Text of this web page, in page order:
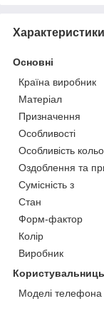
Характеристики
Основні
Країна виробник
Матеріал
Призначення
Особливості
Особливість
Оздоблення та
Сумісність з
Стан
Форм-фактор
Колір
Виробник
Моделі телефона